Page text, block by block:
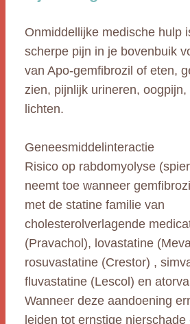
Onmiddellijke medische hulp
scherpe pijn in je bovenbuik
van Apo-gemfibrozil of eten,
zien, pijnlijk urineren, oogpijn,
lichten.
Geneesmiddelinteractie
Risico op rabdomyolyse
neemt toe wanneer
met de statine familie van
cholesterolverlagende
(Pravachol), lovastatine
rosuvastatine (Crestor) ,
fluvastatine (Lescol) en
Wanneer deze aandoening
leiden tot ernstige nierschade